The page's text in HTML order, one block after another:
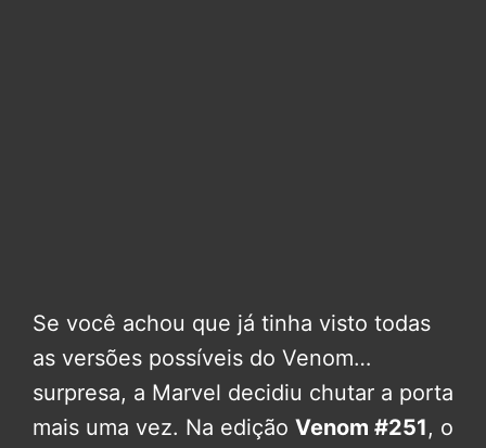
Se você achou que já tinha visto todas
as versões possíveis do Venom…
surpresa, a Marvel decidiu chutar a porta
mais uma vez. Na edição Venom #251, o